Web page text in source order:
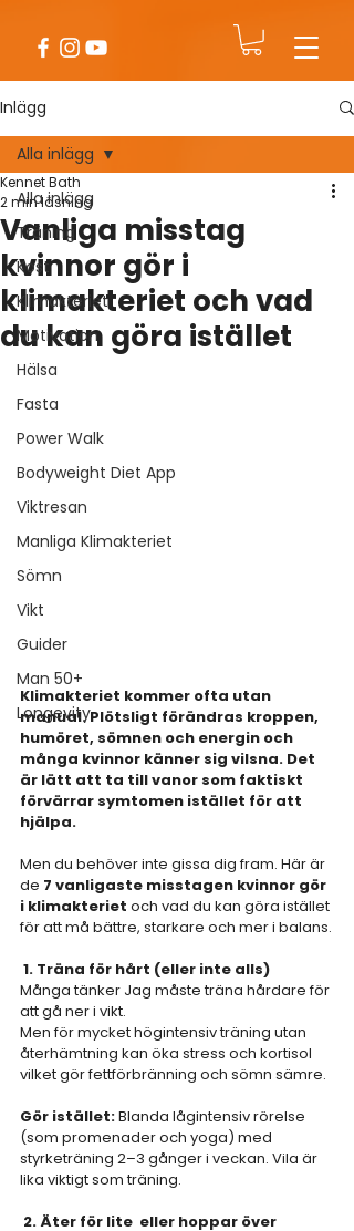
Inlägg
Alla inlägg
Träning
Kost
Klimakteriet
Motivation
Hälsa
Fasta
Power Walk
Bodyweight Diet App
Viktresan
Manliga Klimakteriet
Sömn
Vikt
Guider
Man 50+
Longevity
Alla inlägg
Vanliga misstag
kvinnor gör i
klimakteriet och vad
du kan göra istället
Kennet Bath
2 min läsning
Klimakteriet kommer ofta utan
manual. Plötsligt förändras kroppen,
humöret, sömnen och energin och
många kvinnor känner sig vilsna. Det
är lätt att ta till vanor som faktiskt
förvärrar symtomen istället för att
hjälpa.
Men du behöver inte gissa dig fram. Här är
de 7 vanligaste misstagen kvinnor gör
i klimakteriet och vad du kan göra istället
för att må bättre, starkare och mer i balans.
1. Träna för hårt (eller inte alls)
Många tänker Jag måste träna hårdare för
att gå ner i vikt.
Men för mycket högintensiv träning utan
återhämtning kan öka stress och kortisol
vilket gör fettförbränning och sömn sämre.
Gör istället: Blanda lågintensiv rörelse
(som promenader och yoga) med
styrketräning 2–3 gånger i veckan. Vila är
lika viktigt som träning.